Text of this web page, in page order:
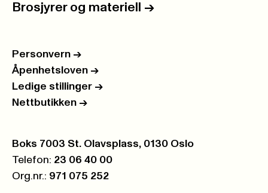
Brosjyrer og materiell ->
Personvern ->
Åpenhetsloven ->
Ledige stillinger ->
Nettbutikken ->
Postboks:
Boks 7003 St. Olavsplass, 0130 Oslo
Telefon: 23 06 40 00
Org.nr.: 971 075 252